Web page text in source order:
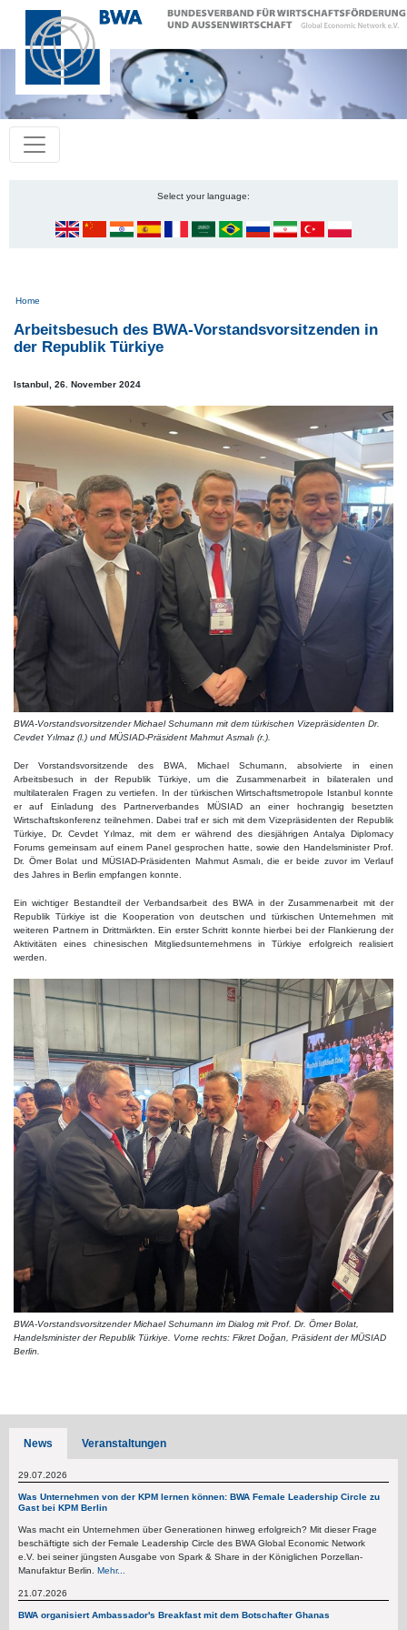
Select your language:
Pfadnavigation
Home
Arbeitsbesuch des BWA-Vorstandsvorsitzenden in
der Republik Türkiye
Istanbul, 26. November 2024
BWA-Vorstandsvorsitzender Michael Schumann mit dem türkischen Vizepräsidenten Dr.
Cevdet Yılmaz (l.) und MÜSIAD-Präsident Mahmut Asmalı (r.).
Der Vorstandsvorsitzende des BWA, Michael Schumann, absolvierte in einen
Arbeitsbesuch in der Republik Türkiye, um die Zusammenarbeit in bilateralen und
multilateralen Fragen zu vertiefen. In der türkischen Wirtschaftsmetropole Istanbul konnte
er auf Einladung des Partnerverbandes MÜSIAD an einer hochrangig besetzten
Wirtschaftskonferenz teilnehmen. Dabei traf er sich mit dem Vizepräsidenten der Republik
Türkiye, Dr. Cevdet Yılmaz, mit dem er während des diesjährigen Antalya Diplomacy
Forums gemeinsam auf einem Panel gesprochen hatte, sowie den Handelsminister Prof.
Dr. Ömer Bolat und MÜSIAD-Präsidenten Mahmut Asmalı, die er beide zuvor im Verlauf
des Jahres in Berlin empfangen konnte.
Ein wichtiger Bestandteil der Verbandsarbeit des BWA in der Zusammenarbeit mit der
Republik Türkiye ist die Kooperation von deutschen und türkischen Unternehmen mit
weiteren Partnern in Drittmärkten. Ein erster Schritt konnte hierbei bei der Flankierung der
Aktivitäten eines chinesischen Mitgliedsunternehmens in Türkiye erfolgreich realisiert
werden.
BWA-Vorstandsvorsitzender Michael Schumann im Dialog mit Prof. Dr. Ömer Bolat,
Handelsminister der Republik Türkiye. Vorne rechts: Fikret Doğan, Präsident der MÜSIAD
Berlin.
News Veranstaltungen
29.07.2026
Was Unternehmen von der KPM lernen können: BWA Female Leadership Circle zu
Gast bei KPM Berlin
Was macht ein Unternehmen über Generationen hinweg erfolgreich? Mit dieser Frage
beschäftigte sich der Female Leadership Circle des BWA Global Economic Network
e.V. bei seiner jüngsten Ausgabe von Spark & Share in der Königlichen Porzellan-
Manufaktur Berlin. Mehr...
21.07.2026
BWA organisiert Ambassador's Breakfast mit dem Botschafter Ghanas